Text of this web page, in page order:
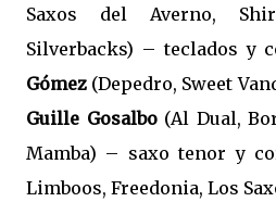
Saxos del Averno,
Silverbacks) – teclados y
Gómez (Depedro, Sweet
Guille Gosalbo(Al Dual,
Mamba) – saxo tenor y
Limboos, Freedonia, Los